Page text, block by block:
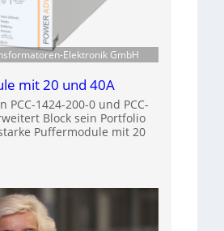
Elektronik GmbH
mit 20 und 40A
PCC-1424-200-0 und PCC-
Block sein Portfolio
Puffermodule mit 20